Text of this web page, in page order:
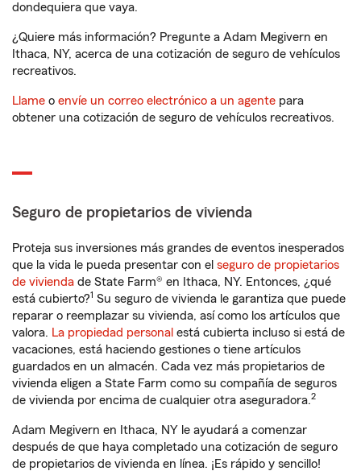
dondequiera que vaya.
¿Quiere más información? Pregunte a Adam Megivern en
Ithaca, NY, acerca de una cotización de seguro de vehículos
recreativos.
Llame o envíe un correo electrónico a un agente para
obtener una cotización de seguro de vehículos recreativos.
Seguro de propietarios de vivienda
Proteja sus inversiones más grandes de eventos inesperados
que la vida le pueda presentar con el seguro de propietarios
de vivienda de State Farm® en Ithaca, NY. Entonces, ¿qué
está cubierto?1 Su seguro de vivienda le garantiza que puede
reparar o reemplazar su vivienda, así como los artículos que
valora. La propiedad personal está cubierta incluso si está de
vacaciones, está haciendo gestiones o tiene artículos
guardados en un almacén. Cada vez más propietarios de
vivienda eligen a State Farm como su compañía de seguros
de vivienda por encima de cualquier otra aseguradora.2
Adam Megivern en Ithaca, NY le ayudará a comenzar
después de que haya completado una cotización de seguro
de propietarios de vivienda en línea. ¡Es rápido y sencillo!